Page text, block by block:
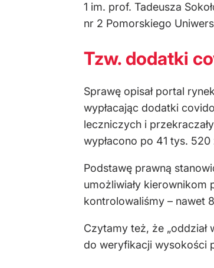
1 im. prof. Tadeusza
nr 2 Pomorskiego
Tzw. dodatki
Sprawę opisał portal
wypłacając dodatki
leczniczych i
wypłacono po 41 tys. 520
Podstawę prawną
umożliwiały
kontrolowaliśmy – nawet
Czytamy też, że
do weryfikacji wysokości